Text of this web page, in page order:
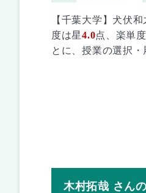
【千葉大学】犬伏
度は星4.0点、楽単
とに、授業の選択・
木村拓哉 さん